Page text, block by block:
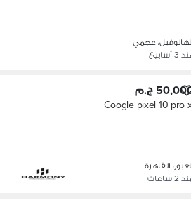
عجمي
أسابيع
ج.م
Google pixel 10 pro
القاهرة
ساعات